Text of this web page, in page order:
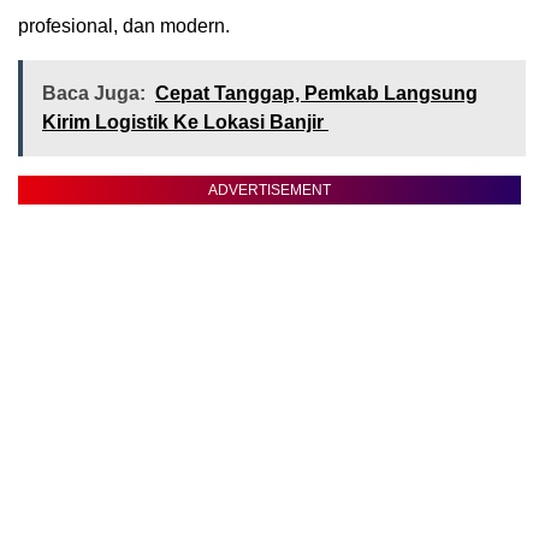
profesional, dan modern.
Baca Juga: Cepat Tanggap, Pemkab Langsung
Kirim Logistik Ke Lokasi Banjir
ADVERTISEMENT